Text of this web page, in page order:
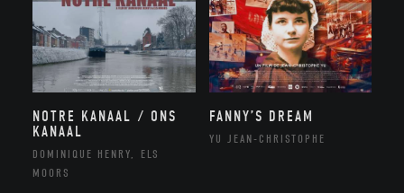
NOTRE KANAAL / ONS
KANAAL
DOMINIQUE HENRY, ELS
MOORS
FANNY’S DREAM
YU JEAN-CHRISTOPHE